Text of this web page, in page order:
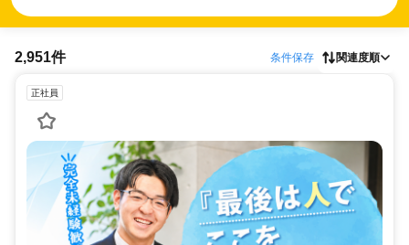
2,951件 条件保存 関連度順
正社員